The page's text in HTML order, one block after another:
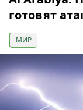
готовят
МИР